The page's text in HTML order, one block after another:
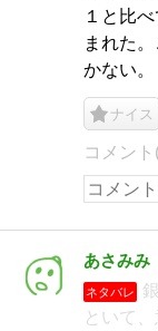
１と比
まれた
かない。
ナイス
コメント
あさみみ
ネタバレ
といて